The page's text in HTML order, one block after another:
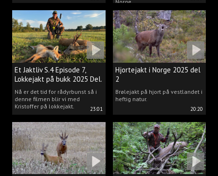
Norge.
23:01
Et Jaktliv S.4 Episode 7,
Lokkejakt på bukk 2025 Del.
2
Nå er det tid for rådyrbunst så i
denne filmen blir vi med
Kristoffer på lokkejakt.
20:20
Hjortejakt i Norge 2025 del
2
Brølejakt på hjort på vestlandet i
heftig natur.